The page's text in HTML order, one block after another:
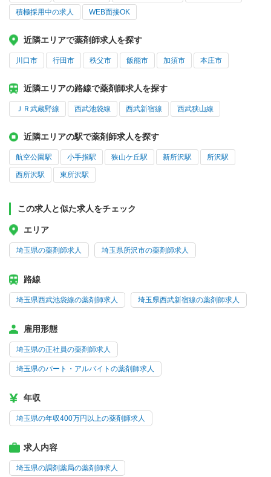
積極採用中の求人 WEB面接OK
近隣エリアで薬剤師求人を探す
川口市 行田市 秩父市 飯能市 加須市 本庄市
近隣エリアの路線で薬剤師求人を探す
ＪＲ武蔵野線 西武池袋線 西武新宿線 西武狭山線
近隣エリアの駅で薬剤師求人を探す
航空公園駅 小手指駅 狭山ケ丘駅 新所沢駅 所沢駅
西所沢駅 東所沢駅
この求人と似た求人をチェック
エリア
埼玉県の薬剤師求人 埼玉県所沢市の薬剤師求人
路線
埼玉県西武池袋線の薬剤師求人 埼玉県西武新宿線の薬剤師求人
雇用形態
埼玉県の正社員の薬剤師求人
埼玉県のパート・アルバイトの薬剤師求人
年収
埼玉県の年収400万円以上の薬剤師求人
求人内容
埼玉県の調剤薬局の薬剤師求人